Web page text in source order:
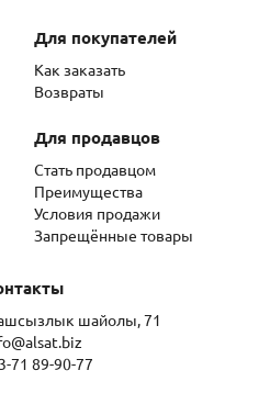
Для покупателей
Как заказать
Возвраты
Для продавцов
Стать продавцом
Преимущества
Условия продажи
Запрещённые товары
шайолы, 71
71 89-90-77